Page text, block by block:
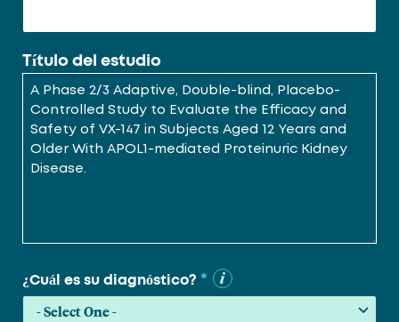
Título del estudio
¿Cuál es su diagnóstico? *